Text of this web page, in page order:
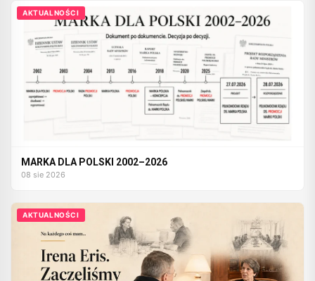
AKTUALNOŚCI
MARKA DLA POLSKI 2002–2026
08 sie 2026
AKTUALNOŚCI